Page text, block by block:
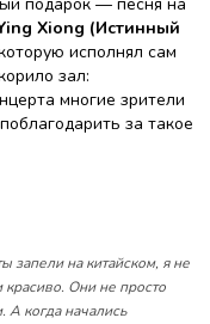
Xiong (Истинный
исполнял сам
зал:
многие зрители
за такое
запели на китайском, я не
красиво. Они не просто
когда начались